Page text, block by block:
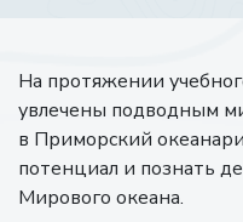
На протяжении
увлечены подводным
в Приморский
потенциал и познать
Мирового океана.